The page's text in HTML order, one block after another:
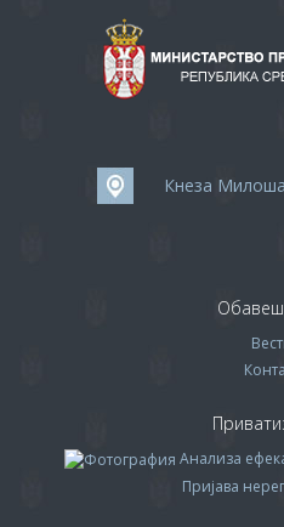
Кнеза
Анализа
Пријава